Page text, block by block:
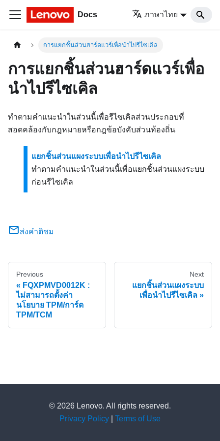
Docs ภาษาไทย
การแยกชิ้นส่วนฮาร์ดแวร์เพื่อนำไปรีไซเคิล
การแยกชิ้นส่วนฮาร์ดแวร์เพื่อ
นำไปรีไซเคิล
ทำตามคำแนะนำในส่วนนี้เพื่อรีไซเคิลส่วนประกอบที่
สอดคล้องกับกฎหมายหรือกฎข้อบังคับส่วนท้องถิ่น
แยกชิ้นส่วนแผงระบบเพื่อนำไปรีไซเคิล
ทำตามคำแนะนำในส่วนนี้เพื่อแยกชิ้นส่วนแผงระบบ
ก่อนรีไซเคิล
ส่งคำติชม
Previous
FQXPMVD0012K :
ไม่สามารถตั้งค่า
นโยบาย TPM/การ์ด
TPM/TCM
Next
แยกชิ้นส่วนแผงระบบ
เพื่อนำไปรีไซเคิล
© 2026 Lenovo. All rights reserved.
Privacy Policy
Terms of Use